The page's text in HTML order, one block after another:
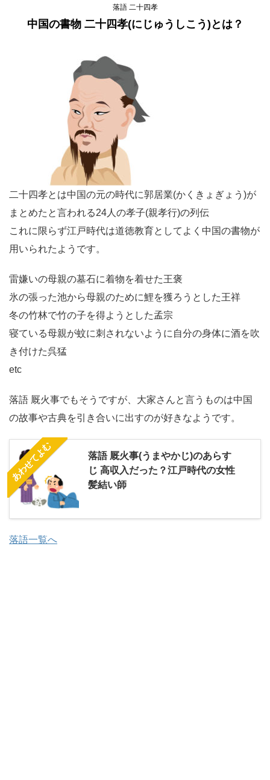
落語 二十四孝
中国の書物 二十四孝(にじゅうしこう)とは？
二十四孝とは中国の元の時代に郭居業(かくきょぎょう)が
まとめたと言われる24人の孝子(親孝行)の列伝
これに限らず江戸時代は道徳教育としてよく中国の書物が
用いられたようです。
雷嫌いの母親の墓石に着物を着せた王褒
氷の張った池から母親のために鯉を獲ろうとした王祥
冬の竹林で竹の子を得ようとした孟宗
寝ている母親が蚊に刺されないように自分の身体に酒を吹
き付けた呉猛
etc
落語 厩火事でもそうですが、大家さんと言うものは中国
の故事や古典を引き合いに出すのが好きなようです。
あわせてよむ
落語 厩火事(うまやかじ)のあらす
じ 高収入だった？江戸時代の女性
髪結い師
落語一覧へ